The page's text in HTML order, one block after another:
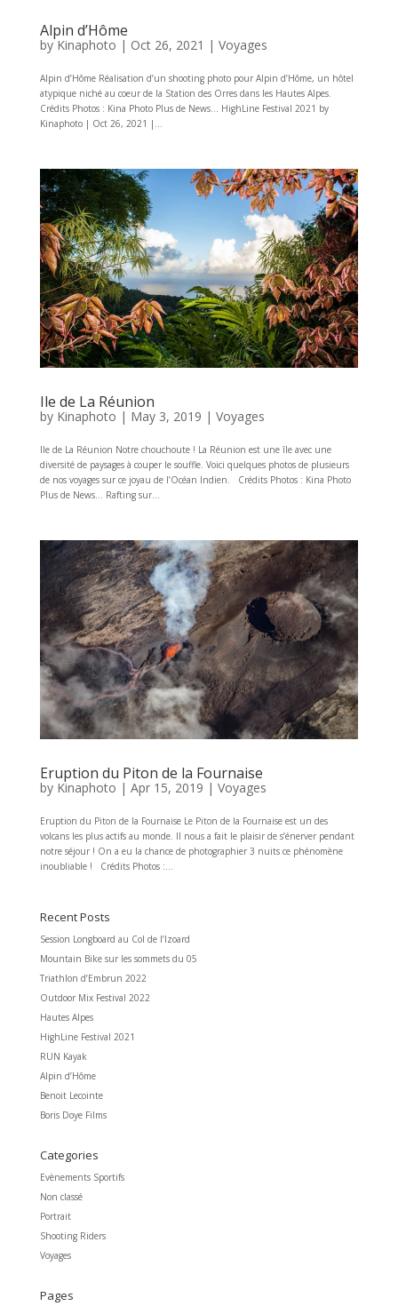
Alpin d’Hôme
byKinaphoto | Oct 26, 2021 | Voyages
Alpin d’Hôme Réalisation d’un shooting photo pour Alpin d’Hôme, un hôtel
atypique niché au coeur de la Station des Orres dans les Hautes Alpes.
Crédits Photos : Kina Photo Plus de News… HighLine Festival 2021 by
Kinaphoto | Oct 26, 2021 |...
Ile de La Réunion
by Kinaphoto | May 3, 2019 | Voyages
Ile de La Réunion Notre chouchoute ! La Réunion est une île avec une
diversité de paysages à couper le souffle. Voici quelques photos de plusieurs
de nos voyages sur ce joyau de l’Océan Indien. Crédits Photos : Kina Photo
Plus de News… Rafting sur...
Eruption du Piton de la Fournaise
by Kinaphoto | Apr 15, 2019 | Voyages
Eruption du Piton de la Fournaise Le Piton de la Fournaise est un des
volcans les plus actifs au monde. Il nous a fait le plaisir de s’énerver pendant
notre séjour ! On a eu la chance de photographier 3 nuits ce phénomène
inoubliable ! Crédits Photos :...
Recent Posts
Session Longboard au Col de l’Izoard
Mountain Bike sur les sommets du 05
Triathlon d’Embrun 2022
Outdoor Mix Festival 2022
Hautes Alpes
HighLine Festival 2021
RUN Kayak
Alpin d’Hôme
Benoit Lecointe
Boris Doye Films
Categories
Evènements Sportifs
Non classé
Portrait
Shooting Riders
Voyages
Pages